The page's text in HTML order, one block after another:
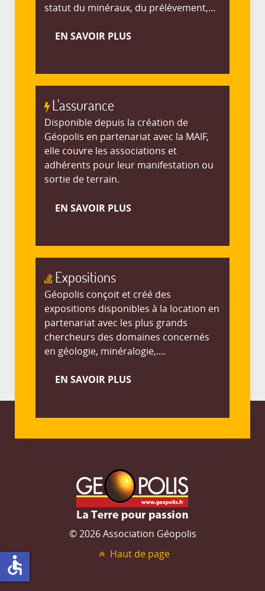
statut du minéraux, du prélèvement,...
EN SAVOIR PLUS
L'assurance
Disponible depuis la création de
Géopolis en partenariat avec la MAIF,
elle couvre les associations et
adhérents pour leur manifestation ou
sortie de terrain.
EN SAVOIR PLUS
Expositions
Géopolis conçoit et créé des
expositions disponibles à la location en
partenariat avec les plus grands
chercheurs des domaines concernés
en géologie, minéralogie,....
EN SAVOIR PLUS
© 2026 Association Géopolis
Haut de page
accessible